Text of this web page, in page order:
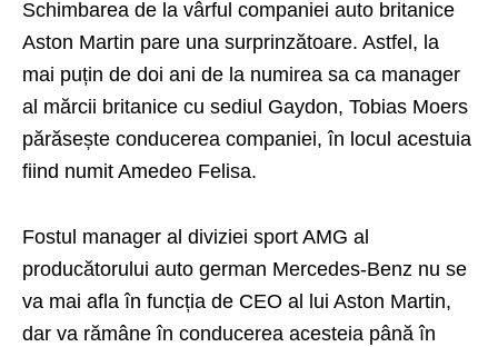
Schimbarea de la vârful companiei auto britanice
Aston Martin pare una surprinzătoare. Astfel, la
mai puțin de doi ani de la numirea sa ca manager
al mărcii britanice cu sediul Gaydon, Tobias Moers
părăsește conducerea companiei, în locul acestuia
fiind numit Amedeo Felisa.
Fostul manager al diviziei sport AMG al
producătorului auto german Mercedes-Benz nu se
va mai afla în funcția de CEO al lui Aston Martin,
dar va rămâne în conducerea acesteia până în